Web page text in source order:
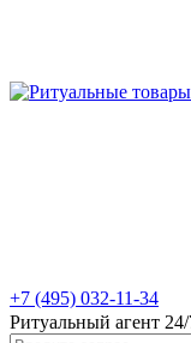
+7 (495) 032-11-34
Ритуальный агент